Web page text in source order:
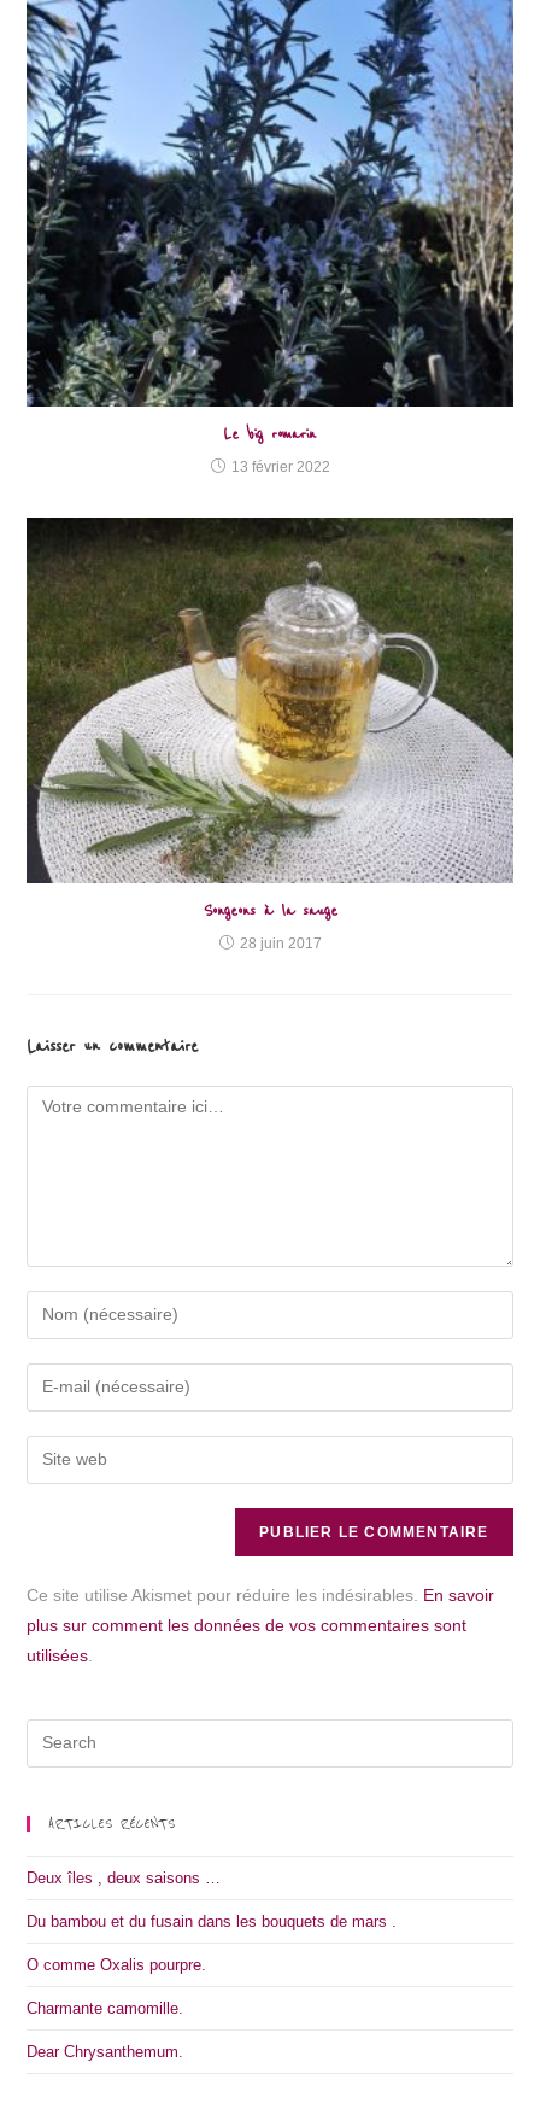
Le big romarin
13 février 2022
Songeons à la sauge
28 juin 2017
Laisser un commentaire
Ce site utilise Akismet pour réduire les indésirables. En savoir
plus sur comment les données de vos commentaires sont
utilisées
ARTICLES RÉCENTS
Deux îles , deux saisons …
Du bambou et du fusain dans les bouquets de mars .
O comme Oxalis pourpre.
Charmante camomille.
Dear Chrysanthemum.